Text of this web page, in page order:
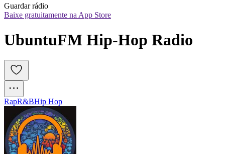
Guardar rádio
Baixe gratuitamente na App Store
UbuntuFM Hip-Hop Radio
RapR&BHip Hop